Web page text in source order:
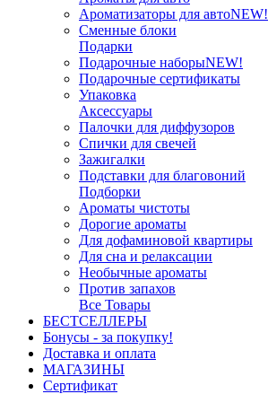
Ароматизаторы для автоNEW!
Сменные блоки
Подарки
Подарочные наборыNEW!
Подарочные сертификаты
Упаковка
Аксессуары
Палочки для диффузоров
Спички для свечей
Зажигалки
Подставки для благовоний
Подборки
Ароматы чистоты
Дорогие ароматы
Для дофаминовой квартиры
Для сна и релаксации
Необычные ароматы
Против запахов
Все Товары
БЕСТСЕЛЛЕРЫ
Бонусы - за покупку!
Доставка и оплата
МАГАЗИНЫ
Cертификат